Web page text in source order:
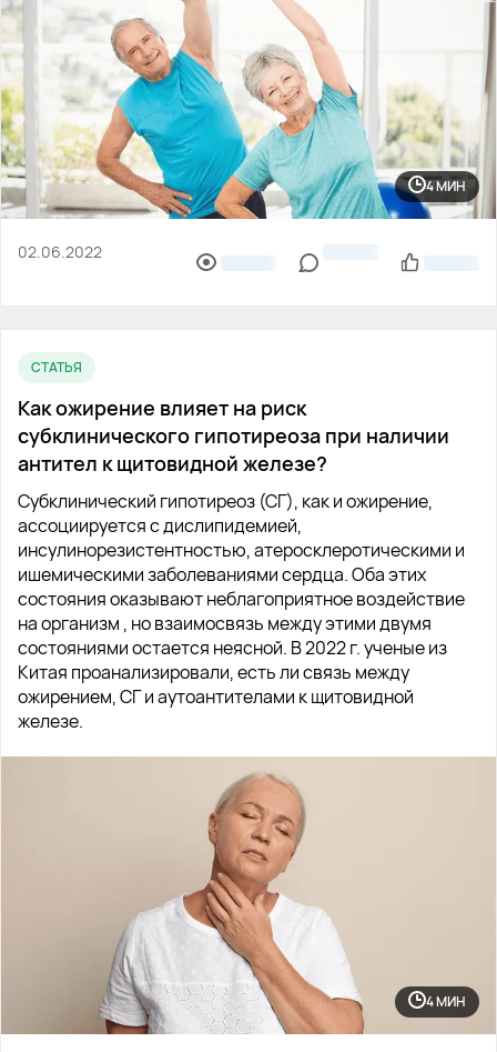
4 МИН
02.06.2022
СТАТЬЯ
Как ожирение влияет на риск
субклинического гипотиреоза при наличии
антител к щитовидной железе?
Субклинический гипотиреоз (СГ), как и ожирение,
ассоциируется с дислипидемией,
инсулинорезистентностью, атеросклеротическими и
ишемическими заболеваниями сердца. Оба этих
состояния оказывают неблагоприятное воздействие
на организм , но взаимосвязь между этими двумя
состояниями остается неясной. В 2022 г. ученые из
Китая проанализировали, есть ли связь между
ожирением, СГ и аутоантителами к щитовидной
железе.
4 МИН